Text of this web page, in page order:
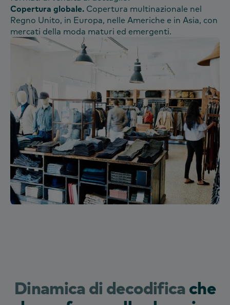
Copertura globale. Copertura multinazionale nel
Regno Unito, in Europa, nelle Americhe e in Asia, con
mercati della moda maturi ed emergenti.
Dinamica di decodifica che